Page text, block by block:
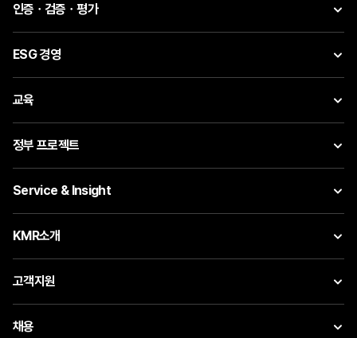
인증ㆍ검증ㆍ평가
ESG 경영
교육
정부 프로젝트
Service & Insight
KMR소개
고객지원
채용